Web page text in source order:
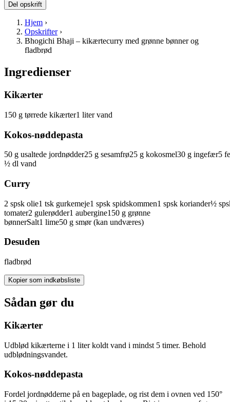
Del opskrift
Hjem ›
Opskrifter›
Bhogichi Bhaji – kikærtecurry med grønne bønner og
fladbrød
Ingredienser
Kikærter
150 g tørrede kikærter1 liter vand
Kokos-nøddepasta
50 g usaltede jordnødder25 g sesamfrø25 g kokosmel30 g ingefær5
½ dl vand
Curry
2 spsk olie1 tsk gurkemeje1 spsk spidskommen1 spsk koriander½
tomater2 gulerødder1 aubergine150 g grønne
bønnerSalt1 lime50 g smør (kan undværes)
Desuden
fladbrød
Kopier som indkøbsliste
Sådan gør du
Kikærter
Udblød kikærterne i 1 liter koldt vand i mindst 5 timer. Behold
udblødningsvandet.
Kokos-nøddepasta
Fordel jordnødderne på en bageplade, og rist dem i ovnen ved 150°